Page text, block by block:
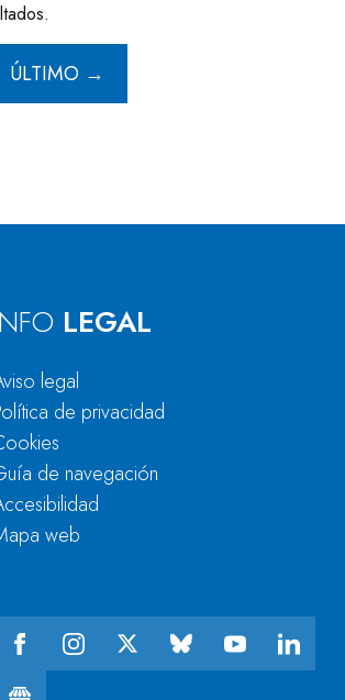
ÚLTIMO →
LEGAL
legal
de privacidad
de navegación
web